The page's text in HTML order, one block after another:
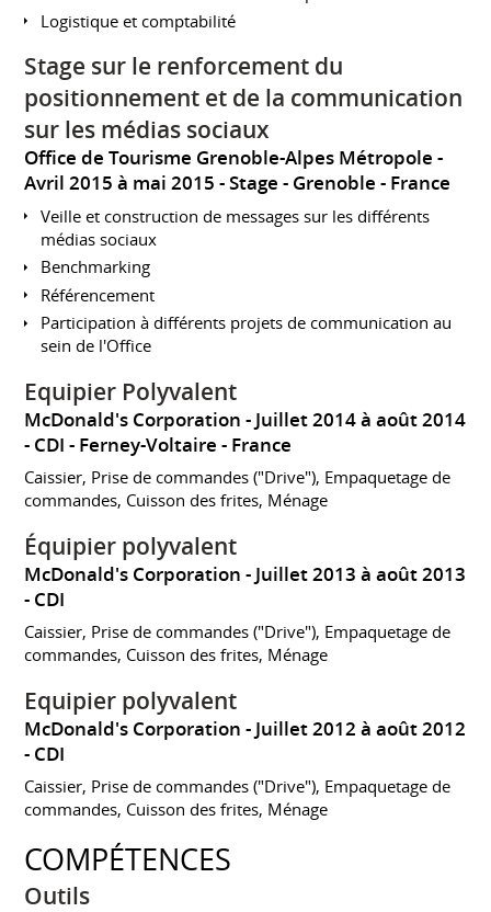
Logistique et comptabilité
Stage sur le renforcement du
positionnement et de la communication
sur les médias sociaux
Office de Tourisme Grenoble-Alpes Métropole
Avril 2015 à mai 2015 Stage Grenoble France
Veille et construction de messages sur les différents
médias sociaux
Benchmarking
Référencement
Participation à différents projets de communication au
sein de l'Office
Equipier Polyvalent
McDonald's Corporation
Juillet 2014 à août 2014
CDI
Ferney-Voltaire France
Caissier, Prise de commandes ("Drive"), Empaquetage de
commandes, Cuisson des frites, Ménage
Équipier polyvalent
McDonald's Corporation
Juillet 2013 à août 2013
CDI
Caissier, Prise de commandes ("Drive"), Empaquetage de
commandes, Cuisson des frites, Ménage
Equipier polyvalent
McDonald's Corporation
Juillet 2012 à août 2012
CDI
Caissier, Prise de commandes ("Drive"), Empaquetage de
commandes, Cuisson des frites, Ménage
COMPÉTENCES
Outils